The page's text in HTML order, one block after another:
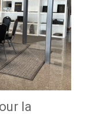
la